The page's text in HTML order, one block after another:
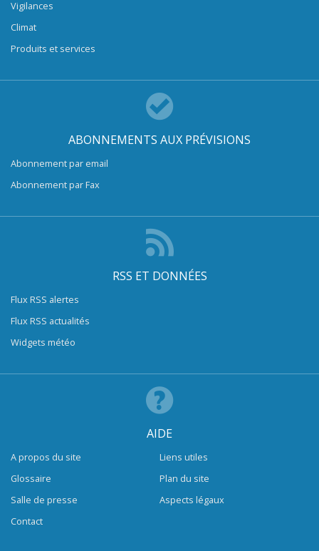
Vigilances
Climat
Produits et services
ABONNEMENTS AUX PRÉVISIONS
Abonnement par email
Abonnement par Fax
RSS ET DONNÉES
Flux RSS alertes
Flux RSS actualités
Widgets météo
AIDE
A propos du site
Glossaire
Salle de presse
Contact
Liens utiles
Plan du site
Aspects légaux